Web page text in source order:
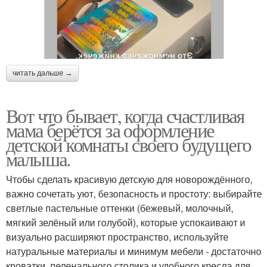
читать дальше →
Вот что бывает, когда счастливая
мама берётся за оформление
детской комнаты своего будущего
малыша.
Чтобы сделать красивую детскую для новорождённого,
важно сочетать уют, безопасность и простоту: выбирайте
светлые пастельные оттенки (бежевый, молочный,
мягкий зелёный или голубой), которые успокаивают и
визуально расширяют пространство, используйте
натуральные материалы и минимум мебели - достаточно